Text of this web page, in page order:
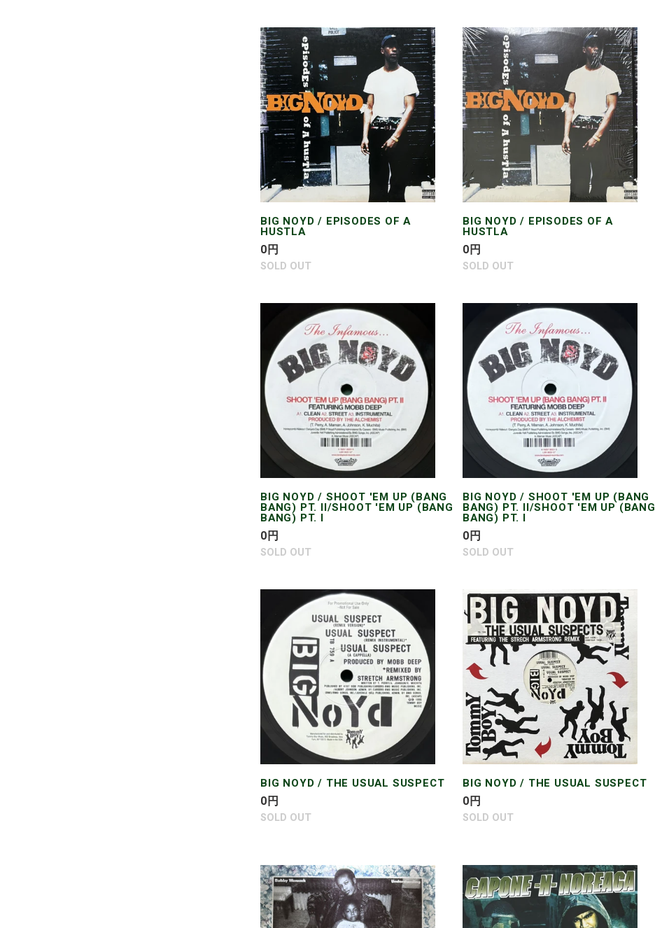
BIG
NOYD
/
EPISODES
OF
A
HUSTLA
BIG NOYD / EPISODES OF A
HUSTLA
通
常
格
0円
SOLD OUT
BIG
NOYD
/
EPISODES
OF
A
HUSTLA
BIG NOYD / EPISODES OF A
HUSTLA
通
常
格
0円
SOLD OUT
NOYD
SHOOT
'EM
UP
(BANG
BANG)
PT.
II/SHOOT
'EM
UP
(BANG
BANG)
PT.
BIG NOYD / SHOOT 'EM UP (BANG
BANG) PT. II/SHOOT 'EM UP (BANG
BANG) PT. I
通
常
格
0円
SOLD OUT
NOYD
SHOOT
'EM
UP
(BANG
BANG)
PT.
II/SHOOT
'EM
UP
(BANG
BANG)
PT.
BIG NOYD / SHOOT 'EM UP (BANG
BANG) PT. II/SHOOT 'EM UP (BANG
BANG) PT. I
通
常
格
0円
SOLD OUT
NOYD
THE
USUAL
SUSPECT
BIG NOYD / THE USUAL SUSPECT
通
常
0円
SOLD OUT
BIG
NOYD
THE
USUAL
SUSPECT
BIG NOYD / THE USUAL SUSPECT
通
常
0円
SOLD OUT
BOBBY
WOMACK
/
UNDERSTANDING
CAPONE-
N-
NOREAGA